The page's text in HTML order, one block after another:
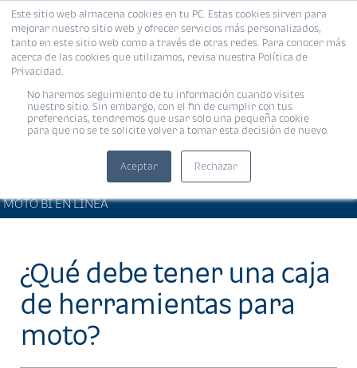
Este sitio web almacena cookies en tu PC. Estas cookies sirven para
mejorar nuestro sitio web y ofrecer servicios más personalizados,
tanto en este sitio web como a través de otras redes. Para conocer más
acerca de las cookies que utilizamos, revisa nuestra Política de
Privacidad.
No haremos seguimiento de tu información cuando visites
nuestro sitio. Sin embargo, con el fin de cumplir con tus
preferencias, tendremos que usar solo una pequeña cookie
para que no se te solicite volver a tomar esta decisión de nuevo.
Aceptar Rechazar
MENÚ
MOTO BI EN LÍNEA
¿Qué debe tener una caja
de herramientas para
moto?